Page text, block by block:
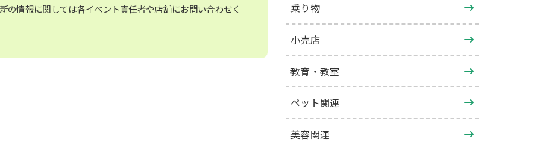
情報に関しては各イベント責任者や店舗にお問い合わせく 乗り物
小売店
教育・教室
ペット関連
美容関連